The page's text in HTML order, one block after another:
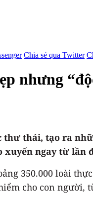
Chia sẻ qua Twitter
nhưng
thư thái, tạo ra
xuyến ngay từ lần
350.000 loài
cho con